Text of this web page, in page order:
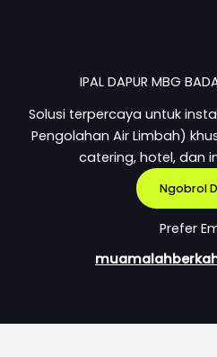
IPAL DAPUR MBG
Solusi terpercaya untuk
Pengolahan Air Limbah)
catering, hotel, dan
Ngobrol
Prefer